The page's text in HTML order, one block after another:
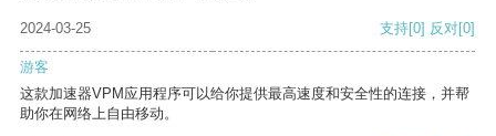
2024-03-25 支持[0] 反对[0]
游客
这款加速器VPM应用程序可以给你提供最高速度和安全性的连接，并帮
助你在网络上自由移动。